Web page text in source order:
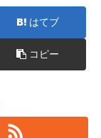
はてブ
コピー